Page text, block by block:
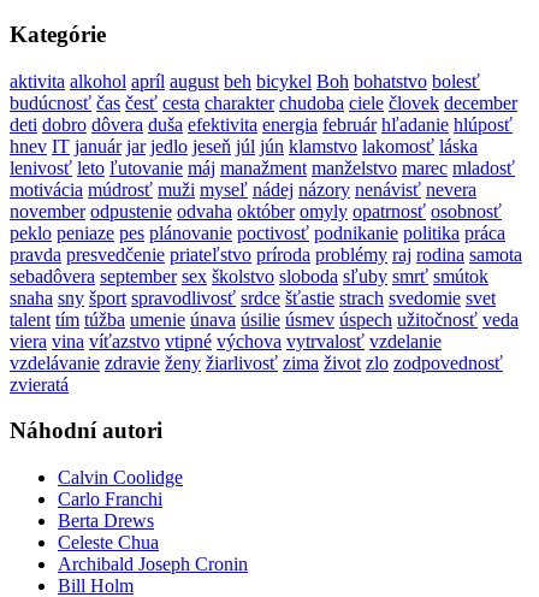
Kategórie
aktivita alkohol apríl august beh bicykel Boh bohatstvo bolesť
budúcnosť čas česť cesta charakter chudoba ciele človek december
deti dobro dôvera duša efektivita energia február hľadanie hlúposť
hnev IT január jar jedlo jeseň júl jún klamstvo lakomosť láska
lenivosť leto ľutovanie máj manažment manželstvo marec mladosť
motivácia múdrosť muži myseľ nádej názory nenávisť nevera
november odpustenie odvaha október omyly opatrnosť osobnosť
peklo peniaze pes plánovanie poctivosť podnikanie politika práca
pravda presvedčenie priateľstvo príroda problémy raj rodina samota
sebadôvera september sex školstvo sloboda sľuby smrť smútok
snaha sny šport spravodlivosť srdce šťastie strach svedomie svet
talent tím túžba umenie únava úsilie úsmev úspech užitočnosť veda
viera vina víťazstvo vtipné výchova vytrvalosť vzdelanie
vzdelávanie zdravie ženy žiarlivosť zima život zlo zodpovednosť
zvieratá
Náhodní autori
Calvin Coolidge
Carlo Franchi
Berta Drews
Celeste Chua
Archibald Joseph Cronin
Bill Holm